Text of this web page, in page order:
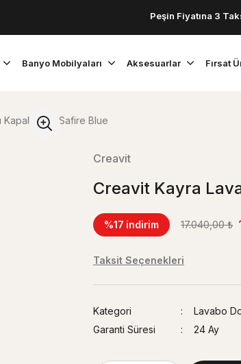
Peşin Fiyatına 3 Taksit!
Banyo Mobilyaları Aksesuarlar Fırsat
Mat Safire Blue
Creavit
Creavit Kayra
%17 indirim 17.040,00 ₺
Taksit Seçenekleri
Kategori
Lavabo
Garanti Süresi
24 Ay